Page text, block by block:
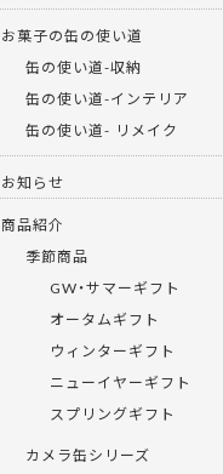
お菓子の缶の使い道
缶の使い道-収納
缶の使い道-インテリア
缶の使い道- リメイク
お知らせ
商品紹介
季節商品
GW・サマーギフト
オータムギフト
ウィンターギフト
ニューイヤーギフト
スプリングギフト
カメラ缶シリーズ